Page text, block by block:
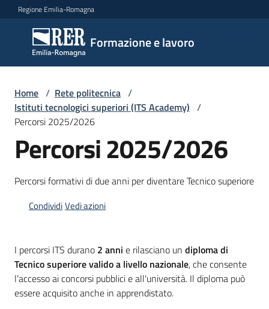
Vai al contenuto
Vai alla navigazione
Vai al footer
Regione Emilia-Romagna
Formazione e lavoro
Formazione
e lavoro
Argomenti
Novità
Servizi
Leggi
Atti
Bandi
Home / Rete politecnica /
Istituti tecnologici superiori (ITS Academy) /
Percorsi 2025/2026
Percorsi 2025/2026
Percorsi formativi di due anni per diventare Tecnico superiore
CondividiVedi azioni
I percorsi ITS durano 2 anni e rilasciano un diploma di
Tecnico superiore valido a livello nazionale, che consente
l’accesso ai concorsi pubblici e all'università. Il diploma può
essere acquisito anche in apprendistato.